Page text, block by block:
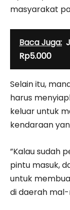
masyarakat
Baca Juga:
Rp5.000
Selain itu,
harus
keluar untuk
kendaraan
”Kalau sudah
pintu masuk,
untuk
di daerah